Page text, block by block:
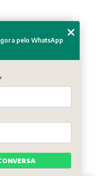
pelo WhatsApp